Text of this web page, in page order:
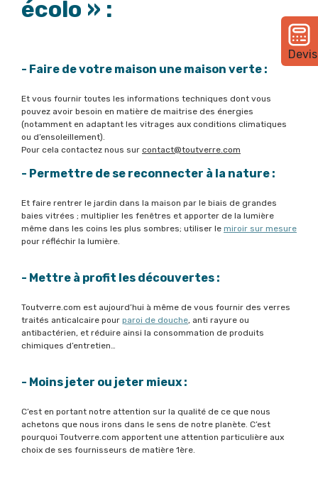
Devis
écolo » :
- Faire de votre maison une maison verte :
Et vous fournir toutes les informations techniques dont vous
pouvez avoir besoin en matière de maitrise des énergies
(notamment en adaptant les vitrages aux conditions climatiques
ou d’ensoleillement).
Pour cela contactez nous sur contact@toutverre.com
- Permettre de se reconnecter à la nature :
Et faire rentrer le jardin dans la maison par le biais de grandes
baies vitrées ; multiplier les fenêtres et apporter de la lumière
même dans les coins les plus sombres; utiliser le miroir sur mesure
pour réfléchir la lumière.
- Mettre à profit les découvertes :
Toutverre.com est aujourd’hui à même de vous fournir des verres
traités anticalcaire pour paroi de douche, anti rayure ou
antibactérien, et réduire ainsi la consommation de produits
chimiques d’entretien…
- Moins jeter ou jeter mieux :
C’est en portant notre attention sur la qualité de ce que nous
achetons que nous irons dans le sens de notre planète. C’est
pourquoi Toutverre.com apportent une attention particulière aux
choix de ses fournisseurs de matière 1ère.